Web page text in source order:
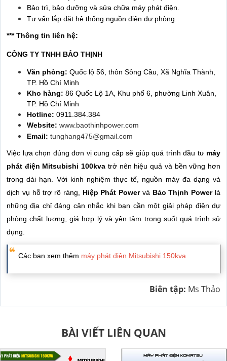
Bảo trì, bảo dưỡng và sửa chữa máy phát điện.
Tư vấn lắp đặt hệ thống nguồn điện dự phòng.
*** Thông tin liên hệ:
CÔNG TY TNHH BẢO THỊNH
Văn phòng: Quốc lộ 56, thôn Sông Cầu, Xã Nghĩa Thành,
TP. Hồ Chí Minh
Kho hàng: 86 Quốc Lộ 1A, Khu phố 6, phường Linh Xuân,
TP. Hồ Chí Minh
Hotline: 0911.384.384
Website: www.baothinhpower.com
Email: tunghang475@gmail.com
Việc lựa chọn đúng đơn vị cung cấp sẽ giúp quá trình đầu tư máy
phát điện Mitsubishi 100kva trở nên hiệu quả và bền vững hơn
trong dài hạn. Với kinh nghiệm thực tế, nguồn máy đa dạng và
dịch vụ hỗ trợ rõ ràng, Hiệp Phát Powervà Bảo Thịnh Powerlà
những địa chỉ đáng cân nhắc khi bạn cần một giải pháp điện dự
phòng chất lượng, giá hợp lý và yên tâm trong suốt quá trình sử
dụng.
Các bạn xem thêm máy phát điện Mitsubishi 150kva
Biên tập: Ms Thảo
BÀI VIẾT LIÊN QUAN